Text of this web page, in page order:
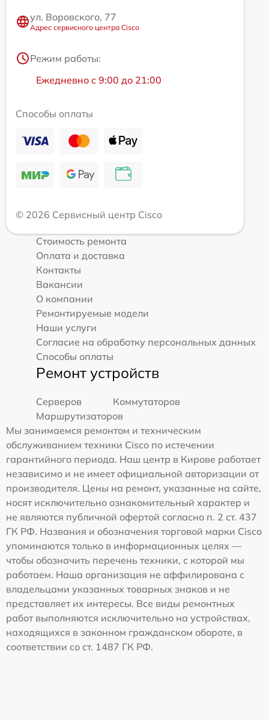
ул. Воровского, 77
Адрес сервисного центра Cisco
Режим работы:
Ежедневно с 9:00 до 21:00
Способы оплаты
© 2026 Сервисный центр Cisco
Стоимость ремонта
Оплата и доставка
Контакты
Вакансии
О компании
Ремонтируемые модели
Наши услуги
Согласие на обработку персональных данных
Способы оплаты
Ремонт устройств
Серверов
Коммутаторов
Маршрутизаторов
Мы занимаемся ремонтом и техническим
обслуживанием техники Cisco по истечении
гарантийного периода. Наш центр в Кирове работает
независимо и не имеет официальной авторизации от
производителя. Цены на ремонт, указанные на сайте,
носят исключительно ознакомительный характер и
не являются публичной офертой согласно п. 2 ст. 437
ГК РФ. Названия и обозначения торговой марки Cisco
упоминаются только в информационных целях —
чтобы обозначить перечень техники, с которой мы
работаем. Наша организация не аффилирована с
владельцами указанных товарных знаков и не
представляет их интересы. Все виды ремонтных
работ выполняются исключительно на устройствах,
находящихся в законном гражданском обороте, в
соответствии со ст. 1487 ГК РФ.